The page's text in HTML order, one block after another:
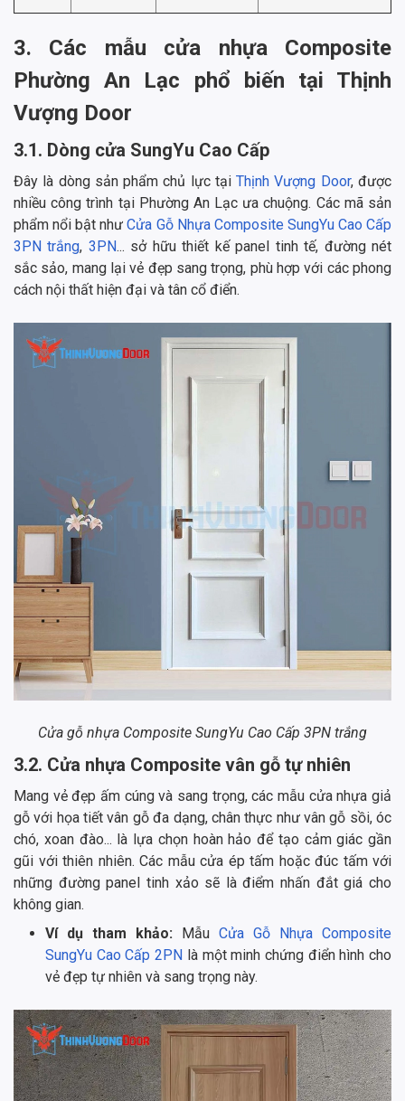
3. Các mẫu cửa nhựa Composite
Phường An Lạc phổ biến tại Thịnh
Vượng Door
3.1. Dòng cửa SungYu Cao Cấp
Đây là dòng sản phẩm chủ lực tạiThịnh Vượng Door, được
nhiều công trình tại Phường An Lạc ưa chuộng. Các mã sản
phẩm nổi bật nhưCửa Gỗ Nhựa Composite SungYu Cao Cấp
3PN trắng, 3PN... sở hữu thiết kế panel tinh tế, đường nét
sắc sảo, mang lại vẻ đẹp sang trọng, phù hợp với các phong
cách nội thất hiện đại và tân cổ điển.
Cửa gỗ nhựa Composite SungYu Cao Cấp 3PN trắng
3.2. Cửa nhựa Composite vân gỗ tự nhiên
Mang vẻ đẹp ấm cúng và sang trọng, các mẫu cửa nhựa giả
gỗ với họa tiết vân gỗ đa dạng, chân thực như vân gỗ sồi, óc
chó, xoan đào... là lựa chọn hoàn hảo để tạo cảm giác gần
gũi với thiên nhiên. Các mẫu cửa ép tấm hoặc đúc tấm với
những đường panel tinh xảo sẽ là điểm nhấn đắt giá cho
không gian.
Ví dụ tham khảo: Mẫu Cửa Gỗ Nhựa Composite
SungYu Cao Cấp 2PN là một minh chứng điển hình cho
vẻ đẹp tự nhiên và sang trọng này.